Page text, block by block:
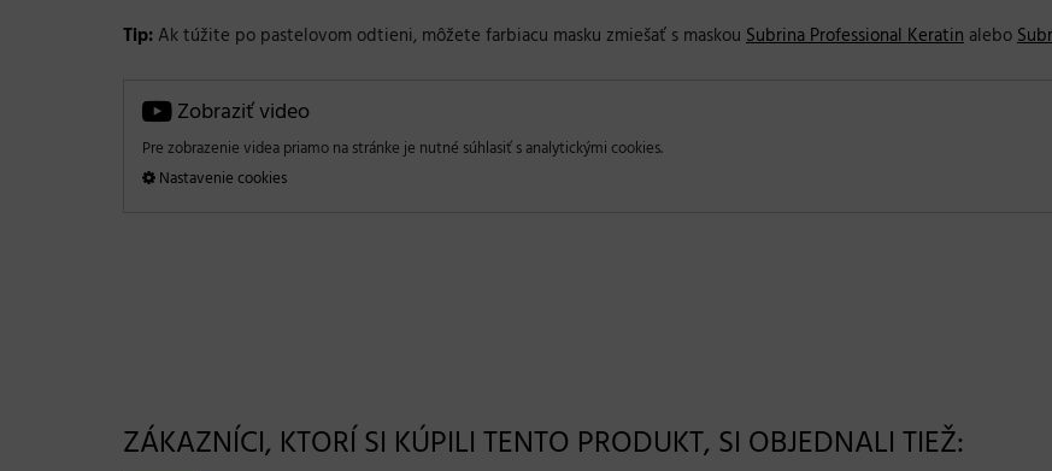
Tip: Ak túžite po pastelovom odtieni, môžete farbiacu masku zmiešať s maskou Subrina Professional Keratin alebo
Zobraziť video
Pre zobrazenie videa priamo na stránke je nutné súhlasiť s analytickými cookies.
Nastavenie cookies
ZÁKAZNÍCI, KTORÍ SI KÚPILI TENTO PRODUKT, SI OBJEDNALI TIEŽ: